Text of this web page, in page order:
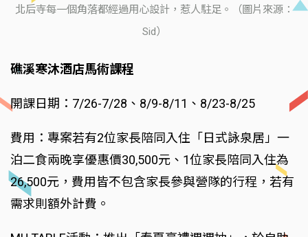
北后寺每一個角落都經過用心設計，惹人駐足。（圖片來源：
Sid）
礁溪寒沐酒店馬術課程
開課日期：7/26-7/28、8/9-8/11、8/23-8/25
費用：專案若有2位家長陪同入住「日式詠泉居」一
泊二食兩晚享優惠價30,500元、1位家長陪同入住為
26,500元，費用皆不包含家長參與營隊的行程，若有
需求則額外計費。